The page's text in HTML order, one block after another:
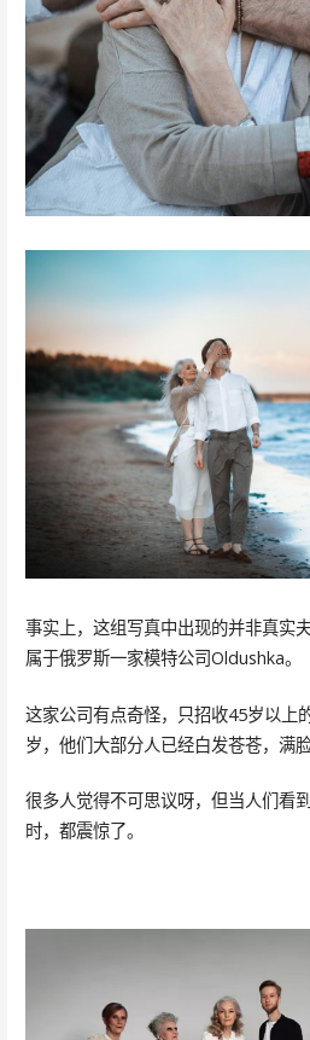
事实上，这组写真中出现的并非真实
属于俄罗斯一家模特公司Oldushka。
这家公司有点奇怪，只招收45岁以上
岁，他们大部分人已经白发苍苍，满脸
很多人觉得不可思议呀，但当人们看
时，都震惊了。